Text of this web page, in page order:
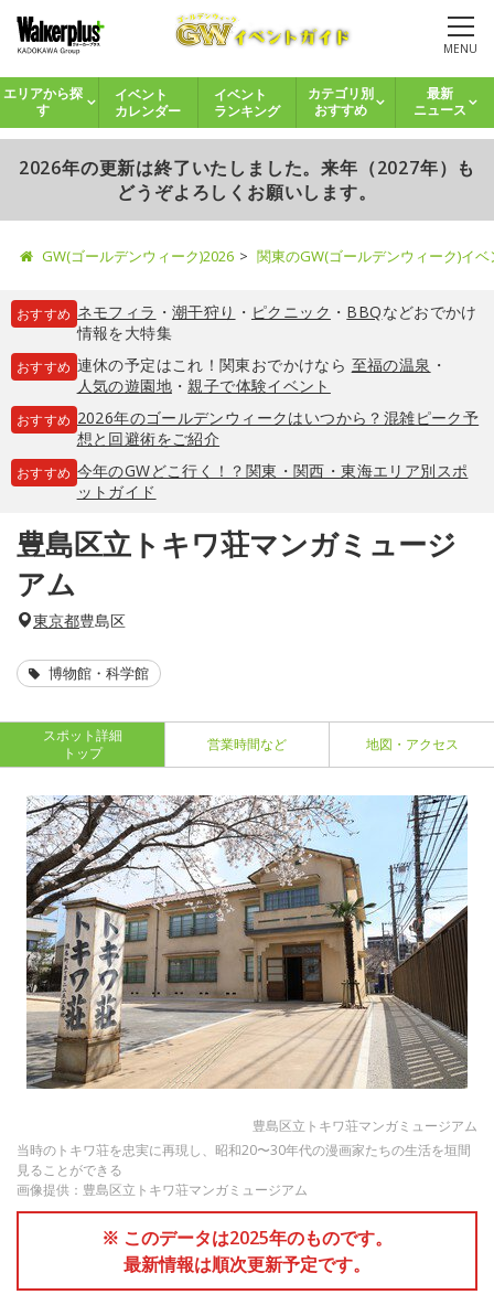
MENU
エリアから探
す
イベント
カレンダー
イベント
ランキング
カテゴリ別
おすすめ
最新
ニュース
2026年の更新は終了いたしました。来年（2027年）も
どうぞよろしくお願いします。
GW(ゴールデンウィーク)2026 関東のGW(ゴールデンウィーク)イ
おすすめ ネモフィラ ・ 潮干狩り ・ ピクニック ・ BBQなどおでかけ
情報を大特集
おすすめ 連休の予定はこれ！関東おでかけなら 至福の温泉 ・
人気の遊園地・親子で体験イベント
おすすめ 2026年のゴールデンウィークはいつから？混雑ピーク予
想と回避術をご紹介
おすすめ 今年のGWどこ行く！？関東・関西・東海エリア別スポ
ットガイド
豊島区立トキワ荘マンガミュージ
アム
東京都豊島区
博物館・科学館
スポット詳細
トップ
営業時間など 地図・アクセス
豊島区立トキワ荘マンガミュージアム
当時のトキワ荘を忠実に再現し、昭和20〜30年代の漫画家たちの生活を垣間
見ることができる
画像提供：豊島区立トキワ荘マンガミュージアム
※ このデータは2025年のものです。
最新情報は順次更新予定です。